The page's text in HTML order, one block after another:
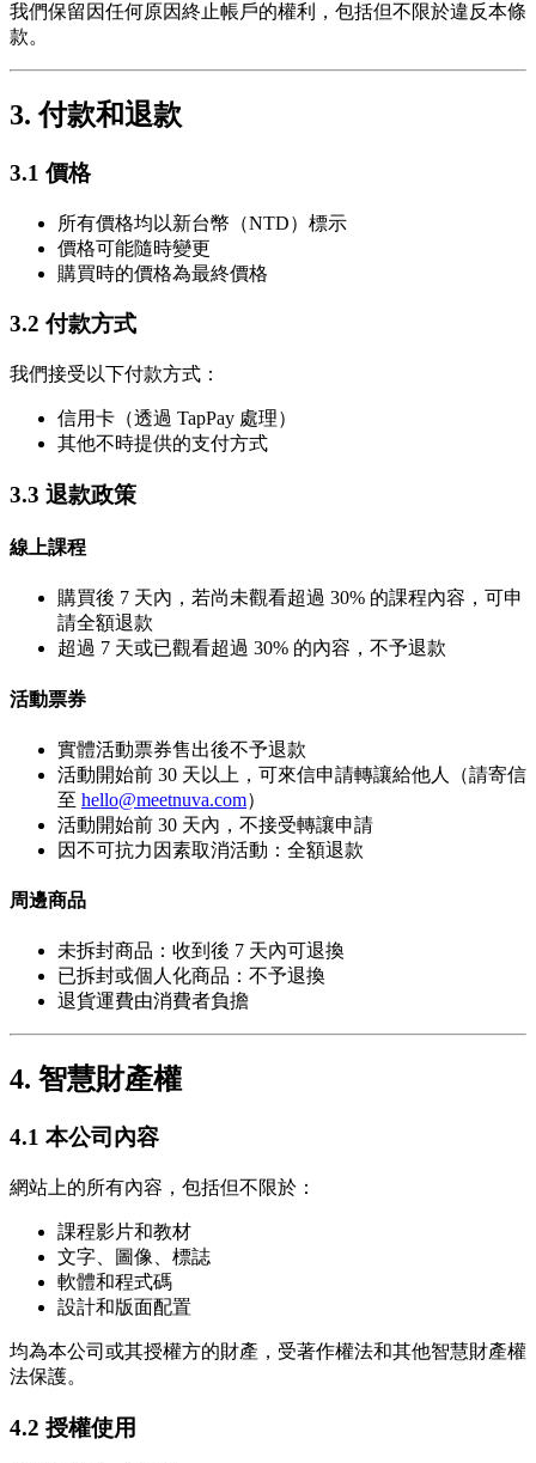
我們保留因任何原因終止帳戶的權利，包括但不限於違反本條
款。
3. 付款和退款
3.1 價格
所有價格均以新台幣（NTD）標示
價格可能隨時變更
購買時的價格為最終價格
3.2 付款方式
我們接受以下付款方式：
信用卡（透過 TapPay 處理）
其他不時提供的支付方式
3.3 退款政策
線上課程
購買後 7 天內，若尚未觀看超過 30% 的課程內容，可申
請全額退款
超過 7 天或已觀看超過 30% 的內容，不予退款
活動票券
實體活動票券售出後不予退款
活動開始前 30 天以上，可來信申請轉讓給他人（請寄信
至 hello@meetnuva.com）
活動開始前 30 天內，不接受轉讓申請
因不可抗力因素取消活動：全額退款
周邊商品
未拆封商品：收到後 7 天內可退換
已拆封或個人化商品：不予退換
退貨運費由消費者負擔
4. 智慧財產權
4.1 本公司內容
網站上的所有內容，包括但不限於：
課程影片和教材
文字、圖像、標誌
軟體和程式碼
設計和版面配置
均為本公司或其授權方的財產，受著作權法和其他智慧財產權
法保護。
4.2 授權使用